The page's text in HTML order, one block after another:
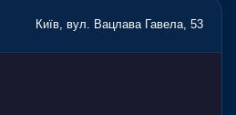
Київ, вул. Вацлава Гавела, 53